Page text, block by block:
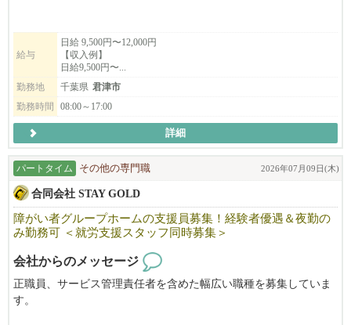
給与
日給 9,500円〜12,000円
【収入例】
日給9,500円〜...
勤務地
千葉県 君津市
勤務時間
08:00～17:00
詳細
パートタイム その他の専門職 2026年07月09日(木)
合同会社 STAY GOLD
障がい者グループホームの支援員募集！経験者優遇＆夜勤の
み勤務可 ＜就労支援スタッフ同時募集＞
会社からのメッセージ
正職員、サービス管理責任者を含めた幅広い職種を募集していま
す。